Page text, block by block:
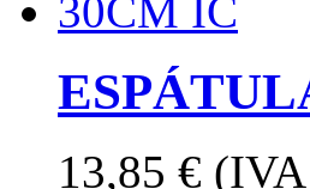
13,85 €